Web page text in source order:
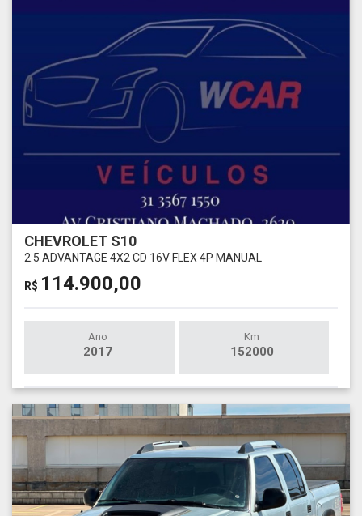
CHEVROLET S10
2.5 ADVANTAGE 4X2 CD 16V FLEX 4P MANUAL
R$ 114.900,00
Ano
2017
Km
152000